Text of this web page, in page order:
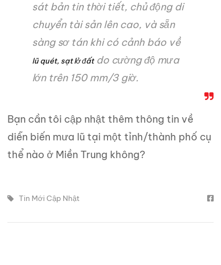
sát bản tin thời tiết, chủ động di
chuyển tài sản lên cao, và sẵn
sàng sơ tán khi có cảnh báo về
lũ quét, sạt lở đấtdo cường độ mưa
lớn trên 150 mm/3 giờ.
Bạn cần tôi cập nhật thêm thông tin về
diễn biến mưa lũ tại một tỉnh/thành phố cụ
thể nào ở Miền Trung không?
Tin Mới Cập Nhật